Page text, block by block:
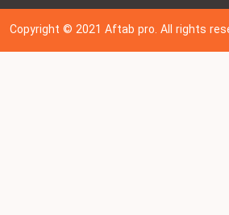
Copyright © 202 1Aftab pro. All rights